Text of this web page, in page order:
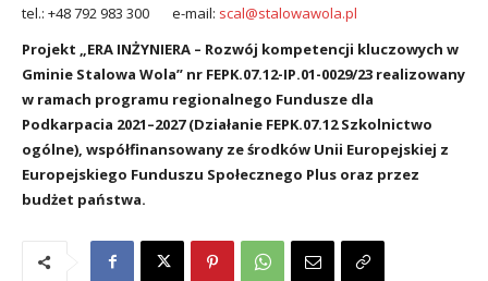
tel.: +48 792 983 300 e-mail: scal@stalowawola.pl
Projekt „ERA INŻYNIERA – Rozwój kompetencji kluczowych w
Gminie Stalowa Wola” nr FEPK.07.12-IP.01-0029/23 realizowany
w ramach programu regionalnego Fundusze dla
Podkarpacia 2021–2027 (Działanie FEPK.07.12 Szkolnictwo
ogólne), współfinansowany ze środków Unii Europejskiej z
Europejskiego Funduszu Społecznego Plus oraz przez
budżet państwa.